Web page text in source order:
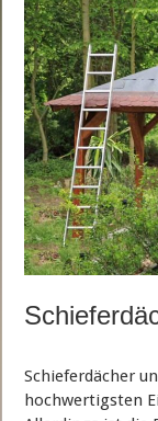
Schieferdächer
hochwertigsten